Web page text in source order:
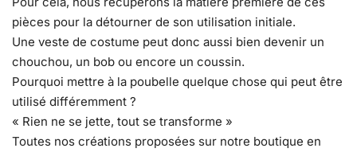
pièces pour la détourner de son utilisation initiale.
Une veste de costume peut donc aussi bien devenir un
chouchou, un bob ou encore un coussin.
Pourquoi mettre à la poubelle quelque chose qui peut être
utilisé différemment ?
« Rien ne se jette, tout se transforme »
Toutes nos créations proposées sur notre boutique en